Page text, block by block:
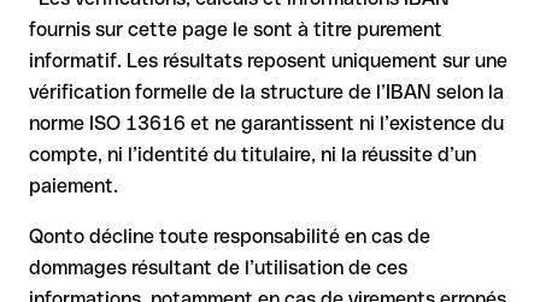
les conditions en vigueur.
même ou par un virement test.
Dans ce cas :
la banque réceptrice doit coopérer au retour des fonds
votre banque peut initier une procédure de rappel sur
demande
le remboursement n’est pas garanti, surtout si les fonds ont
déjà été retirés
pour les virements hors SEPA, la récupération est plus
complexe et peut entraîner des frais
fournis sur cette page le sont à titre purement
informatif. Les résultats reposent uniquement sur une
vérification formelle de la structure de l’IBAN selon la
norme ISO 13616 et ne garantissent ni l’existence du
compte, ni l’identité du titulaire, ni la réussite d’un
paiement.
Qonto décline toute responsabilité en cas de
dommages résultant de l’utilisation de ces